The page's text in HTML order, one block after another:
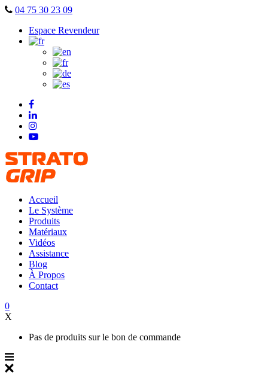
Skip
content
04 75 30 23 09
Espace Revendeur
Accueil
Le Système
Produits
Matériaux
Vidéos
Assistance
Blog
À Propos
Contact
0
X
Pas de produits sur le bon de commande